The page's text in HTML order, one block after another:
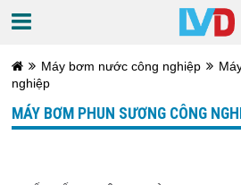
Máy bơm nước công nghiệp
nghiệp
MÁY BƠM PHUN SƯƠNG CÔNG